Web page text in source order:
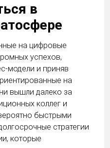
в
на цифровые
успехов,
модели и приняв
на
вышли далеко за
коллег и
быстрыми
стратегии
которые